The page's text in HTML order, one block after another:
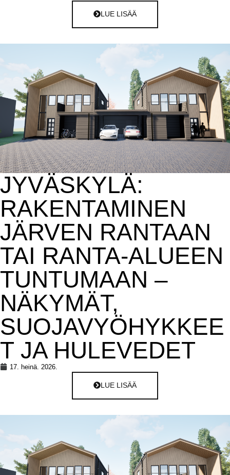
LUE LISÄÄ
JYVÄSKYLÄ:
RAKENTAMINEN
JÄRVEN RANTAAN
TAI RANTA-ALUEEN
TUNTUMAAN –
NÄKYMÄT,
SUOJAVYÖHYKKEE
T JA HULEVEDET
17. heinä. 2026.
LUE LISÄÄ